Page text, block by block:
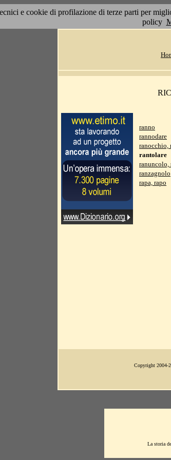
e cookie di profilazione di terze parti per
policy
ranno
rannodare
ranocchio,
rantolare
ranuncolo,
ranzagnolo
rapa, rapo
Copyright 2004-
La storia